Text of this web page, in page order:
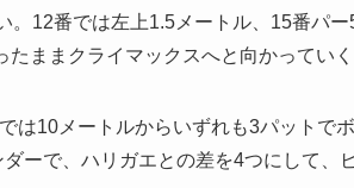
12番では左上1.5メートル、15番パ
ままクライマックスへと向かっていく
は10メートルからいずれも3パットで
ーで、ハリガエとの差を4つにして、